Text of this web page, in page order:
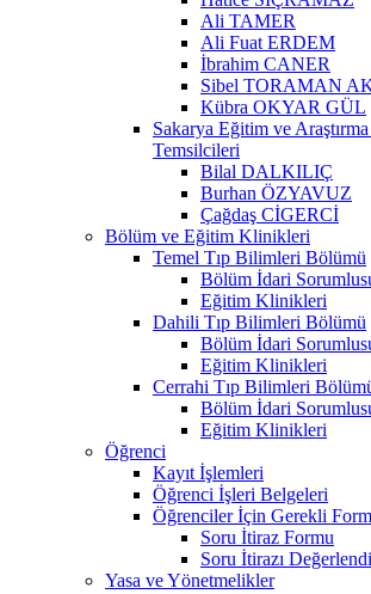
Ali TAMER
Ali Fuat ERDEM
İbrahim CANER
Sibel TORAMAN
Kübra OKYAR GÜL
Sakarya Eğitim ve
Temsilcileri
Bilal DALKILIÇ
Burhan ÖZYAVUZ
Çağdaş CİGERCİ
Bölüm ve Eğitim Klinikleri
Temel Tıp Bilimleri Bölümü
Bölüm İdari
Eğitim Klinikleri
Dahili Tıp Bilimleri Bölümü
Bölüm İdari
Eğitim Klinikleri
Cerrahi Tıp Bilimleri
Bölüm İdari
Eğitim Klinikleri
Öğrenci
Kayıt İşlemleri
Öğrenci İşleri Belgeleri
Öğrenciler İçin Gerekli
Soru İtiraz Formu
Soru İtirazı
Yasa ve Yönetmelikler